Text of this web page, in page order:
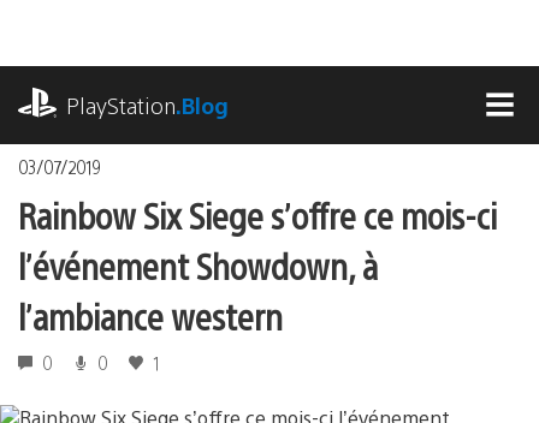
contenu
PlayStation.Blog
03/07/2019
Rainbow Six Siege s’offre ce mois-ci
l’événement Showdown, à
l’ambiance western
0 0 1